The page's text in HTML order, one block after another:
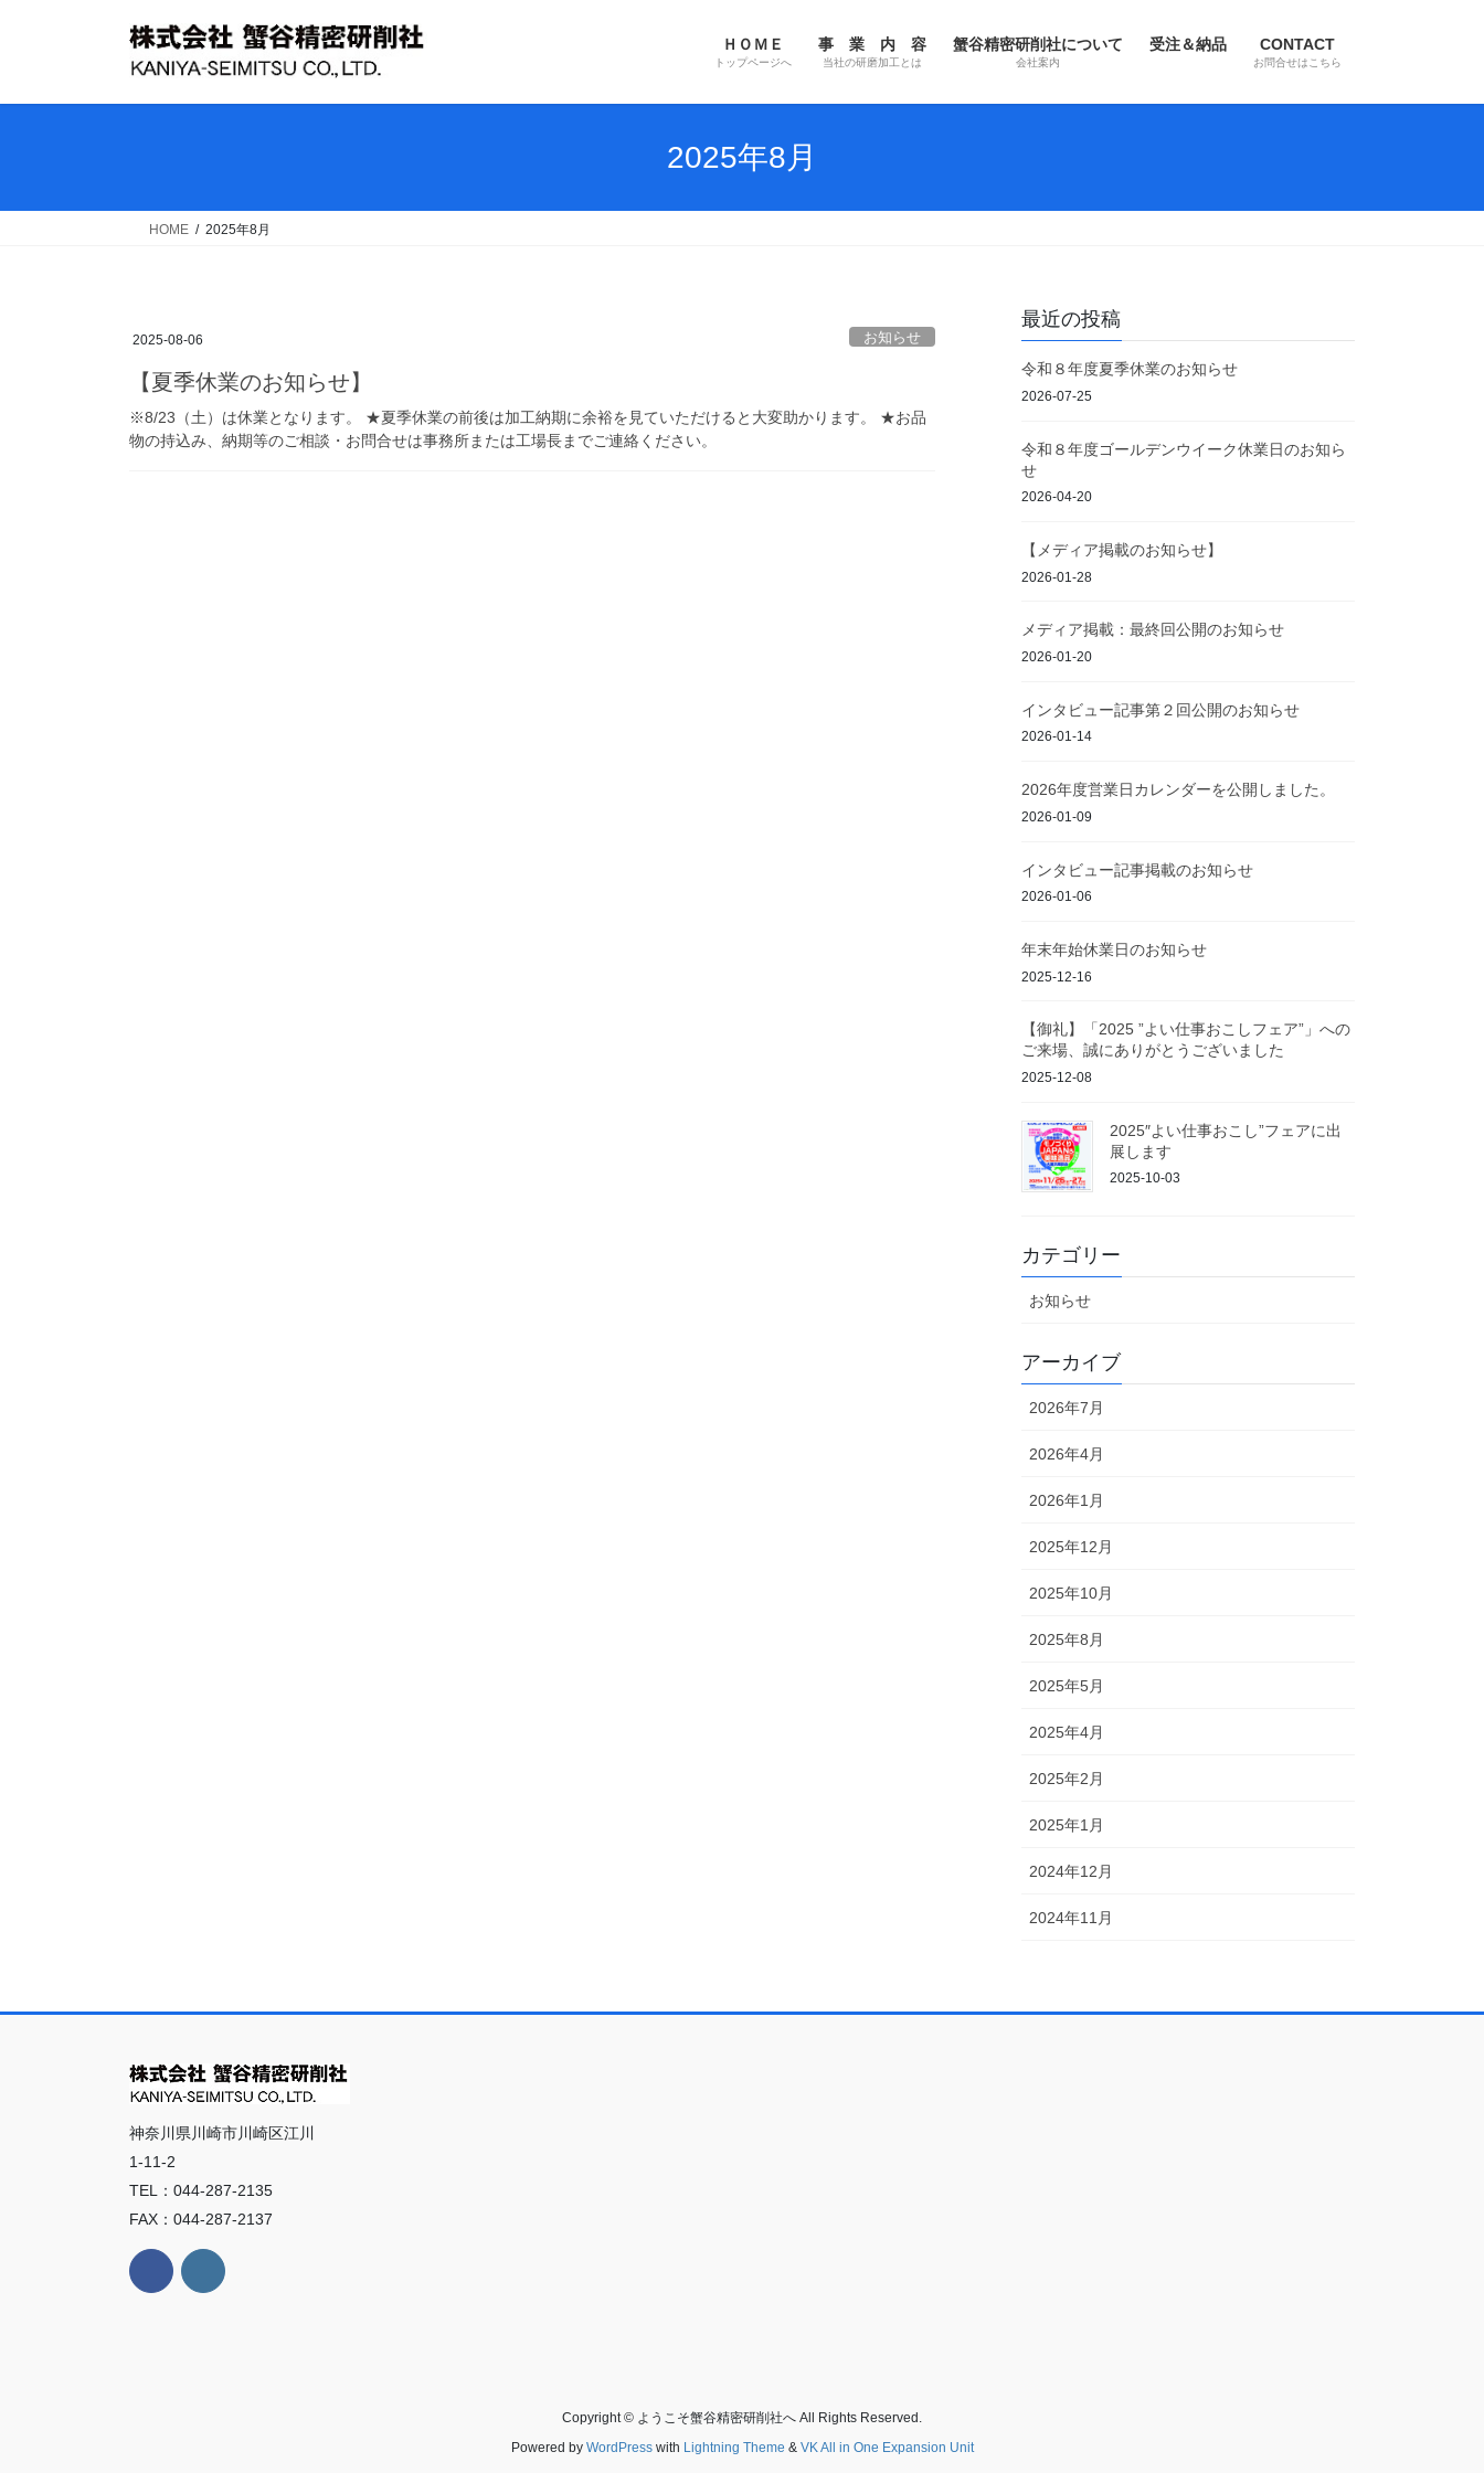
ＨＯＭＥ
トップページへ
事 業 内 容
当社の研磨加工とは
蟹谷精密研削社について
会社案内
受注＆納品 CONTACT
お問合せはこちら
2025年8月
HOME 2025年8月
2025-08-06 お知らせ
【夏季休業のお知らせ】
※8/23（土）は休業となります。 ★夏季休業の前後は加工納期に余裕を見ていただけると大変助かります。 ★お品
物の持込み、納期等のご相談・お問合せは事務所または工場長までご連絡ください。
最近の投稿
令和８年度夏季休業のお知らせ
2026-07-25
令和８年度ゴールデンウイーク休業日のお知ら
せ
2026-04-20
【メディア掲載のお知らせ】
2026-01-28
メディア掲載：最終回公開のお知らせ
2026-01-20
インタビュー記事第２回公開のお知らせ
2026-01-14
2026年度営業日カレンダーを公開しました。
2026-01-09
インタビュー記事掲載のお知らせ
2026-01-06
年末年始休業日のお知らせ
2025-12-16
【御礼】「2025 ”よい仕事おこしフェア”」への
ご来場、誠にありがとうございました
2025-12-08
2025″よい仕事おこし”フェアに出
展します
2025-10-03
カテゴリー
お知らせ
アーカイブ
2026年7月
2026年4月
2026年1月
2025年12月
2025年10月
2025年8月
2025年5月
2025年4月
2025年2月
2025年1月
2024年12月
2024年11月
神奈川県川崎市川崎区江川
1-11-2
TEL：044-287-2135
FAX：044-287-2137
Copyright © ようこそ蟹谷精密研削社へ All Rights Reserved.
Powered by WordPresswith Lightning Theme & VK All in One Expansion Unit